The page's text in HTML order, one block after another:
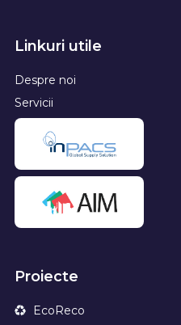
Linkuri utile
Despre noi
Servicii
Proiecte
EcoReco